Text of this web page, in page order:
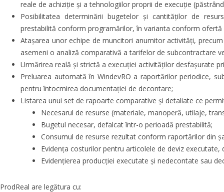
reale de achiziție și a tehnologiilor proprii de execuție
Posibilitatea determinării bugetelor și cantităților de
prestabilită conform programărilor, în varianta conform
Atașarea unor echipe de muncitori anumitor activități,
asemeni o analiză comparativă a tarifelor de subcontractare
Urmărirea reală și strictă a execuției activităților desfașurate
Preluarea automată în WindevRO a raportărilor periodice,
pentru întocmirea documentației de decontare;
Listarea unui set de rapoarte comparative și detaliate ce
Necesarul de resurse (materiale, manoperă, utilaje,
Bugetul necesar, defalcat într-o perioadă prestabilită;
Consumul de resurse rezultat conform raportărilor din
Evidența costurilor pentru articolele de deviz
Evidențierea producției executate și nedecontate sau
ProdReal are legătura cu: